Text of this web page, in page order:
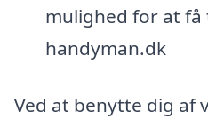
mulighed for at
handyman.dk
Ved at benytte dig af